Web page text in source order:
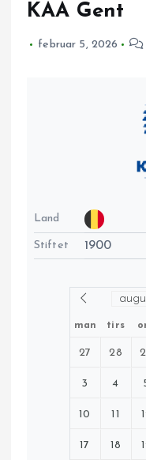
KAA Gent
februar 5, 2026
Land
Stiftet 1900
man tirs
27 28
3 4
10 11
17 18